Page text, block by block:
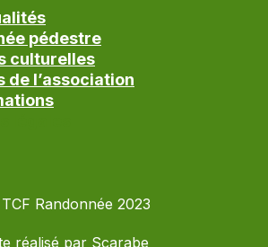
pédestre
culturelles
de l’association
Randonnée 2023
réalisé par Scarabe